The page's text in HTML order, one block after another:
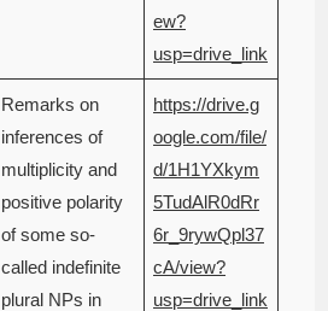
ew?
usp=drive_link
Remarks on
inferences of
multiplicity and
positive polarity
of some so-
called indefinite
plural NPs in
https://drive.g
oogle.com/file/
d/1H1YXkym
5TudAlR0dRr
6r_9rywQpl37
cA/view?
usp=drive_link